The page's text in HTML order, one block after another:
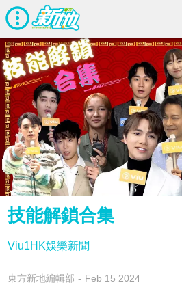
技能解鎖合集
Viu1HK娛樂新聞
東方新地編輯部 Feb 15 2024